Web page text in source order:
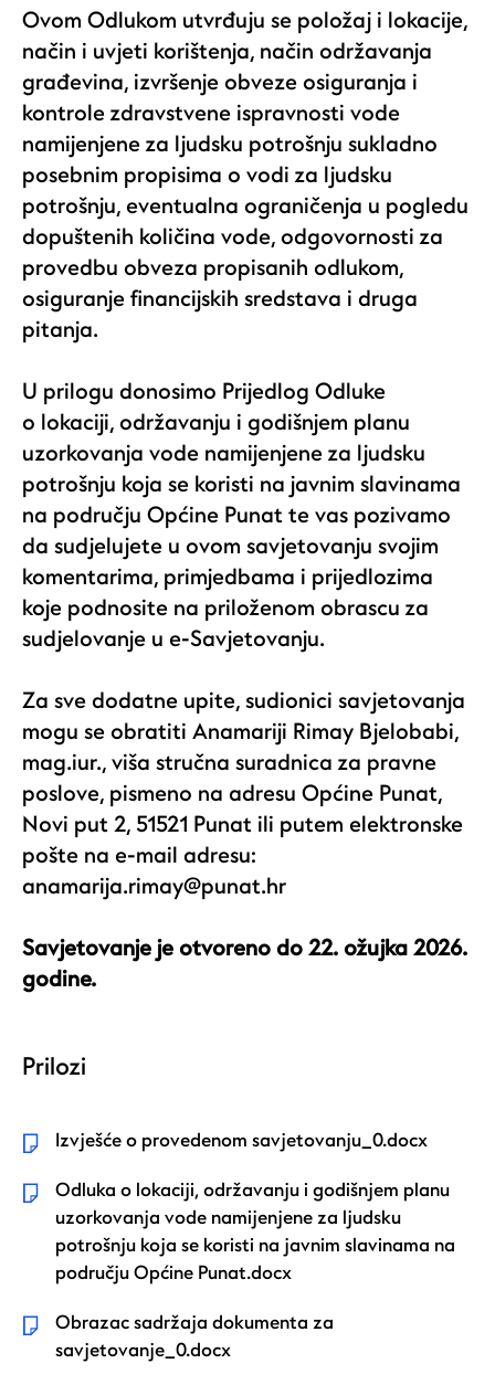
Ovom Odlukom utvrđuju se položaj i lokacije,
način i uvjeti korištenja, način održavanja
građevina, izvršenje obveze osiguranja i
kontrole zdravstvene ispravnosti vode
namijenjene za ljudsku potrošnju sukladno
posebnim propisima o vodi za ljudsku
potrošnju, eventualna ograničenja u pogledu
dopuštenih količina vode, odgovornosti za
provedbu obveza propisanih odlukom,
osiguranje financijskih sredstava i druga
pitanja.
U prilogu donosimo Prijedlog Odluke
o lokaciji, održavanju i godišnjem planu
uzorkovanja vode namijenjene za ljudsku
potrošnju koja se koristi na javnim slavinama
na području Općine Punat te vas pozivamo
da sudjelujete u ovom savjetovanju svojim
komentarima, primjedbama i prijedlozima
koje podnosite na priloženom obrascu za
sudjelovanje u e-Savjetovanju.
Za sve dodatne upite, sudionici savjetovanja
mogu se obratiti Anamariji Rimay Bjelobabi,
mag.iur., viša stručna suradnica za pravne
poslove, pismeno na adresu Općine Punat,
Novi put 2, 51521 Punat ili putem elektronske
pošte na e-mail adresu:
anamarija.rimay@punat.hr
Savjetovanje je otvoreno do 22. ožujka 2026.
godine.
Prilozi
Izvješće o provedenom savjetovanju_0.docx
Odluka o lokaciji, održavanju i godišnjem planu
uzorkovanja vode namijenjene za ljudsku
potrošnju koja se koristi na javnim slavinama na
području Općine Punat.docx
Obrazac sadržaja dokumenta za
savjetovanje_0.docx